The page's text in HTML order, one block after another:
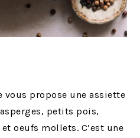
propose une assiette
petits pois,
oeufs mollets. C’est une